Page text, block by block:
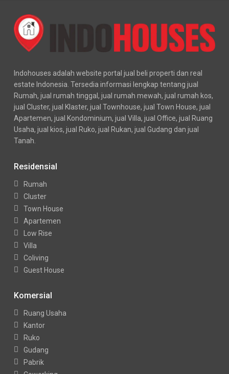
Indohouses adalah website portal jual beli properti dan real
estate Indonesia. Tersedia informasi lengkap tentang jual
Rumah, jual rumah tinggal, jual rumah mewah, jual rumah kos,
jual Cluster, jual Klaster, jual Townhouse, jual Town House, jual
Apartemen, jual Kondominium, jual Villa, jual Office, jual Ruang
Usaha, jual kios, jual Ruko, jual Rukan, jual Gudang dan jual
Tanah.
Residensial
Rumah
Cluster
Town House
Apartemen
Low Rise
Villa
Coliving
Guest House
Komersial
Ruang Usaha
Kantor
Ruko
Gudang
Pabrik